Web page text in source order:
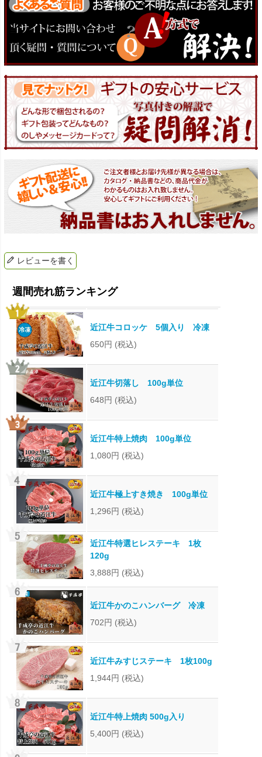
レビューを書く
近江牛コロッケ 5個入り 冷凍
650円 (税込)
近江牛切落し 100g単位
648円 (税込)
近江牛特上焼肉 100g単位
1,080円 (税込)
近江牛極上すき焼き 100g単位
1,296円 (税込)
近江牛特選ヒレステーキ 1枚
120g
3,888円 (税込)
近江牛かのこハンバーグ 冷凍
702円 (税込)
近江牛みすじステーキ 1枚100g
1,944円 (税込)
近江牛特上焼肉 500g入り
5,400円 (税込)